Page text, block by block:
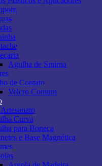
Agulha de Smirna
de Contato
Velcro Comum
Curva
para Boneca
e Base Magnética